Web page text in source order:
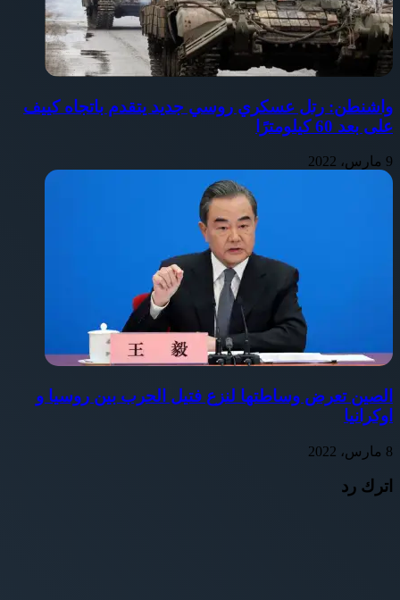
واشنطن: رتل عسكري روسي جديد يتقدم باتجاه كييف
على بعد 60 كيلومترًا
9 مارس، 2022
الصين تعرض وساطتها لنزع فتيل الحرب بين روسيا و
اوكرانيا
8 مارس، 2022
اترك رد